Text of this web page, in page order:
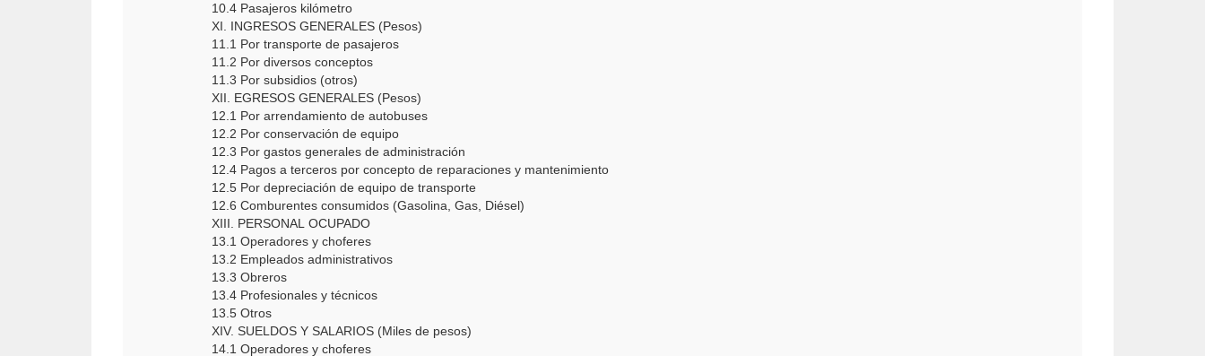
10.4 Pasajeros kilómetro
XI. INGRESOS GENERALES (Pesos)
11.1 Por transporte de pasajeros
11.2 Por diversos conceptos
11.3 Por subsidios (otros)
XII. EGRESOS GENERALES (Pesos)
12.1 Por arrendamiento de autobuses
12.2 Por conservación de equipo
12.3 Por gastos generales de administración
12.4 Pagos a terceros por concepto de reparaciones y mantenimiento
12.5 Por depreciación de equipo de transporte
12.6 Comburentes consumidos (Gasolina, Gas, Diésel)
XIII. PERSONAL OCUPADO
13.1 Operadores y choferes
13.2 Empleados administrativos
13.3 Obreros
13.4 Profesionales y técnicos
13.5 Otros
XIV. SUELDOS Y SALARIOS (Miles de pesos)
14.1 Operadores y choferes